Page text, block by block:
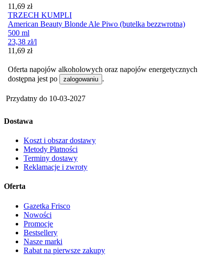
Cena
11,69 zł
TRZECH KUMPLI
American Beauty Blonde Ale Piwo (butelka bezzwrotna)
500 ml
23,38 zł/l
Cena
11,69 zł
Oferta napojów alkoholowych oraz napojów energetycznych
dostępna jest po
zalogowaniu .
Przydatny do 10-03-2027
Dostawa
Koszt i obszar dostawy
Metody Płatności
Terminy dostawy
Reklamacje i zwroty
Oferta
Gazetka Frisco
Nowości
Promocje
Bestsellery
Nasze marki
Rabat na pierwsze zakupy